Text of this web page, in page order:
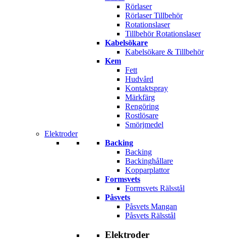
Rörlaser
Rörlaser Tillbehör
Rotationslaser
Tillbehör Rotationslaser
Kabelsökare
Kabelsökare & Tillbehör
Kem
Fett
Hudvård
Kontaktspray
Märkfärg
Rengöring
Rostlösare
Smörjmedel
Elektroder
Backing
Backing
Backinghållare
Kopparplattor
Formsvets
Formsvets Rälsstål
Påsvets
Påsvets Mangan
Påsvets Rälsstål
Elektroder